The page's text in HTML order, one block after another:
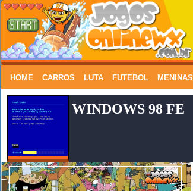
HOME CARROS LUTA FUTEBOL MENINAS
WINDOWS 98 FE